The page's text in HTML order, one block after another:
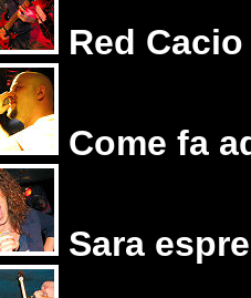
Red Cacio
Come fa
Sara